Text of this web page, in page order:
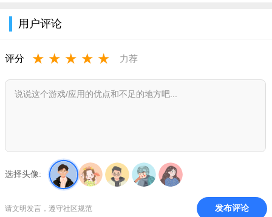
· 后期根据业务发展的需要逐步搭载报刊收订、代收货款、名
方便居民
功能强大
涵盖大部分的个人银行业务功能，并且在不断的新增和创
用户评论
评分 ★ ★ ★ ★ ★ 力荐
选择头像:
请文明发言，遵守社区规范 发布评论